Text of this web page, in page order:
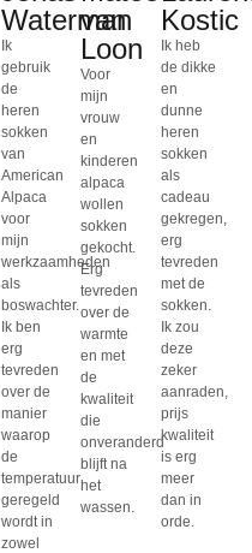
Waterman
Ik
gebruik
de
heren
sokken
van
American
Alpaca
voor
mijn
werkzaamheden
als
boswachter.
Ik ben
erg
tevreden
over de
manier
waarop
de
temperatuur
geregeld
wordt in
zowel
van
Loon
Voor
mijn
vrouw
en
kinderen
alpaca
wollen
sokken
gekocht.
Erg
tevreden
over de
warmte
en met
de
kwaliteit
die
onveranderd
blijft na
het
wassen.
Kostic
Ik heb
de dikke
en
dunne
heren
sokken
als
cadeau
gekregen,
erg
tevreden
met de
sokken.
Ik zou
deze
zeker
aanraden,
prijs
kwaliteit
is erg
meer
dan in
orde.